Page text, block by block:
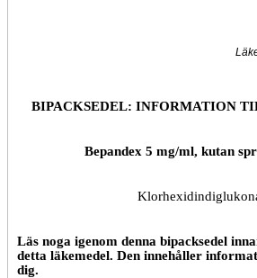
BIPACKSEDEL: INFORMATION
Bepandex 5 mg/ml, kutan
Läs noga igenom denna bipacksedel
detta läkemedel. Den innehåller
dig.